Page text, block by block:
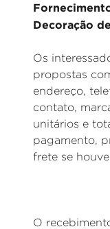
Decoração
Os
propostas
endereço,
contato,
unitários e
pagamento,
frete se
O